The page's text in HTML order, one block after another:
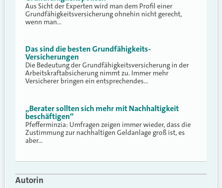
Aus Sicht der Experten wird man dem Profil einer
Grundfähigkeitsversicherung ohnehin nicht gerecht,
wenn man…
Das sind die besten Grundfähigkeits-
Versicherungen
Die Bedeutung der Grundfähigkeitsversicherung in der
Arbeitskraftabsicherung nimmt zu. Immer mehr
Versicherer bringen ein entsprechendes…
„Berater sollten sich mehr mit Nachhaltigkeit
beschäftigen“
Pfefferminzia: Umfragen zeigen immer wieder, dass die
Zustimmung zur nachhaltigen Geldanlage groß ist, es
aber…
Autorin